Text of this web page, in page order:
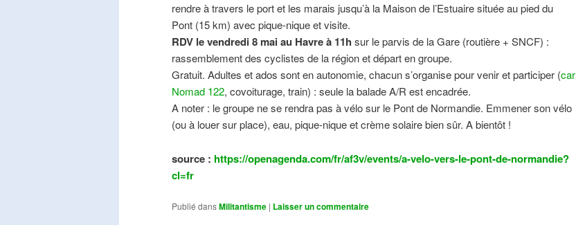
rendre à travers le port et les marais jusqu’à la Maison de l’Estuaire située au pied du
Pont (15 km) avec pique-nique et visite.
RDV le vendredi 8 mai au Havre à 11h sur le parvis de la Gare (routière + SNCF) :
rassemblement des cyclistes de la région et départ en groupe.
Gratuit. Adultes et ados sont en autonomie, chacun s’organise pour venir et participer (car
Nomad 122, covoiturage, train) : seule la balade A/R est encadrée.
A noter : le groupe ne se rendra pas à vélo sur le Pont de Normandie. Emmener son vélo
(ou à louer sur place), eau, pique-nique et crème solaire bien sûr. A bientôt !
source : https://openagenda.com/fr/af3v/events/a-velo-vers-le-pont-de-normandie?
cl=fr
Publié dansMilitantisme | Laisser un commentaire